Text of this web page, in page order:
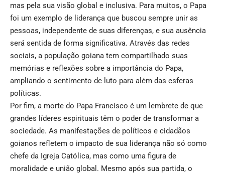
mas pela sua visão global e inclusiva. Para muitos, o Papa
foi um exemplo de liderança que buscou sempre unir as
pessoas, independente de suas diferenças, e sua ausência
será sentida de forma significativa. Através das redes
sociais, a população goiana tem compartilhado suas
memórias e reflexões sobre a importância do Papa,
ampliando o sentimento de luto para além das esferas
políticas.
Por fim, a morte do Papa Francisco é um lembrete de que
grandes líderes espirituais têm o poder de transformar a
sociedade. As manifestações de políticos e cidadãos
goianos refletem o impacto de sua liderança não só como
chefe da Igreja Católica, mas como uma figura de
moralidade e união global. Mesmo após sua partida, o